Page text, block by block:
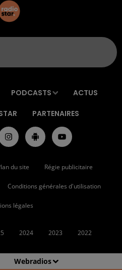
Webradios
PODCASTS ACTUS
PARTENAIRES
du site Régie publicitaire
Conditions générales d'utilisation
légales
2024 2023 2022